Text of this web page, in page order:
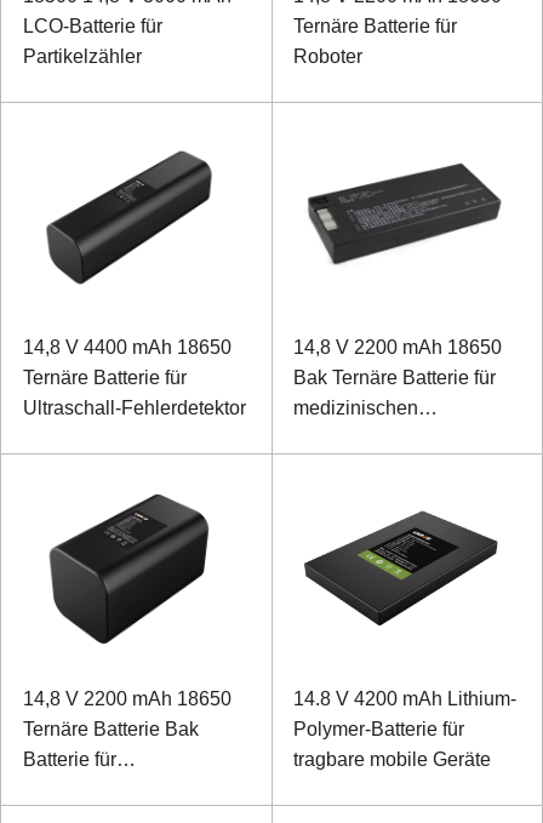
LCO-Batterie für
Partikelzähler
Ternäre Batterie für
Roboter
14,8 V 4400 mAh 18650
Ternäre Batterie für
Ultraschall-Fehlerdetektor
14,8 V 2200 mAh 18650
Bak Ternäre Batterie für
medizinischen
14,8 V 2200 mAh 18650
Ternäre Batterie Bak
Batterie für
14.8 V 4200 mAh Lithium-
Polymer-Batterie für
tragbare mobile Geräte